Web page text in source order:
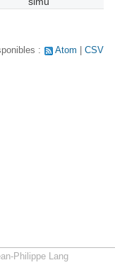
: Atom CSV
Philippe Lang